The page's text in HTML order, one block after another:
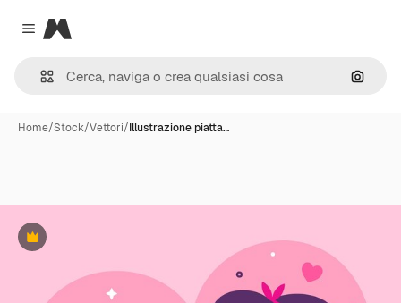
Close menu
Magnific
Cerca
Home/Stock/Vettori/Illustrazione piatta…
Premium